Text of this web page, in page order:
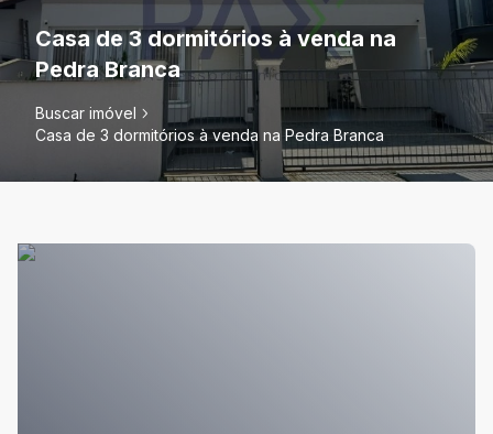
Casa de 3 dormitórios à venda na
Pedra Branca
Buscar imóvel
Casa de 3 dormitórios à venda na Pedra Branca